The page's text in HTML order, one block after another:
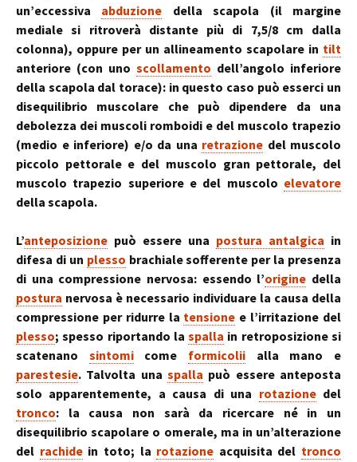
un’eccessiva abduzione della scapola (il margine
mediale si ritroverà distante più di 7,5/8 cm dalla
colonna), oppure per un allineamento scapolare in tilt
anteriore (con uno scollamento dell’angolo inferiore
della scapola dal torace): in questo caso può esserci un
disequilibrio muscolare che può dipendere da una
debolezza dei muscoli romboidi e del muscolo trapezio
(medio e inferiore) e/o da una retrazione del muscolo
piccolo pettorale e del muscolo gran pettorale, del
muscolo trapezio superiore e del muscolo elevatore
della scapola.
L’anteposizione può essere una postura antalgica in
difesa di un plesso brachiale sofferente per la presenza
di una compressione nervosa: essendo l’origine della
postura nervosa è necessario individuare la causa della
compressione per ridurre la tensione e l’irritazione del
plesso; spesso riportando laspalla in retroposizione si
scatenano sintomicome formicolii alla mano e
parestesie. Talvolta una spalla può essere anteposta
solo apparentemente, a causa di una rotazionedel
tronco: la causa non sarà da ricercare né in un
disequilibrio scapolare o omerale, ma in un’alterazione
del rachidein toto; la rotazione acquisita del tronco